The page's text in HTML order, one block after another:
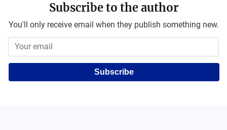
Subscribe to the author
You'll only receive email when they publish something new.
Subscribe